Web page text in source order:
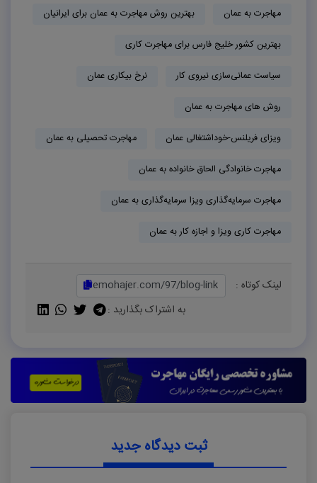
مهاجرت به عمان بهترین روش مهاجرت به عمان برای ایرانیان
بهترین کشور خلیج فارس برای مهاجرت کاری
سیاست عمانی‌سازی نیروی کار نرخ بیکاری عمان
روش های مهاجرت به عمان
ویزای فریلنس-خوداشتغالی عمان مهاجرت تحصیلی به عمان
مهاجرت خانوادگی الحاق خانواده به عمان
مهاجرت سرمایه‌گذاری ویزا سرمایه‌گذاری به عمان
مهاجرت کاری ویزا و اجازه کار به عمان
لینک کوتاه :
به اشتراک بگذارید :
ثبت دیدگاه جدید